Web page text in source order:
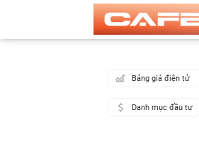
Bảng giá điện tử
Danh mục đầu tư